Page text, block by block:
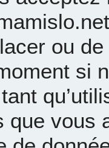
ou
si
que vous